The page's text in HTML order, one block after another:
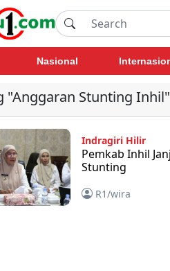
Nasional
"Anggaran Stunting Inhil"
Indragiri Hilir
Pemkab Inhil
Stunting
R1/wira